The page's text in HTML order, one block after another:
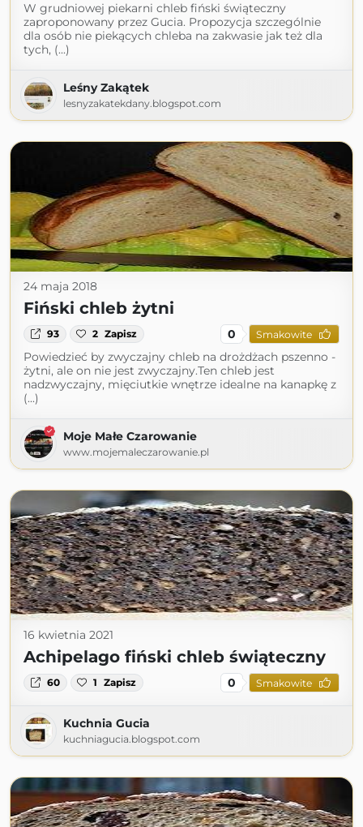
W grudniowej piekarni chleb fiński świąteczny
zaproponowany przez Gucia. Propozycja szczególnie
dla osób nie piekących chleba na zakwasie jak też dla
tych, (...)
Leśny Zakątek
lesnyzakatekdany.blogspot.com
24 maja 2018
Fiński chleb żytni
93 2 Zapisz 0 Smakowite
Powiedzieć by zwyczajny chleb na drożdżach pszenno -
żytni, ale on nie jest zwyczajny.Ten chleb jest
nadzwyczajny, mięciutkie wnętrze idealne na kanapkę z
(...)
Moje Małe Czarowanie
www.mojemaleczarowanie.pl
16 kwietnia 2021
Achipelago fiński chleb świąteczny
60 1 Zapisz 0 Smakowite
Kuchnia Gucia
kuchniagucia.blogspot.com